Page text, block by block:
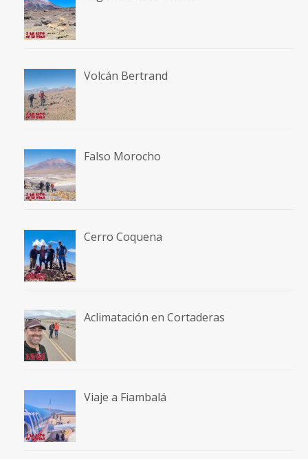
Volcán Bertrand
Falso Morocho
Cerro Coquena
Aclimatación en Cortaderas
Viaje a Fiambalá